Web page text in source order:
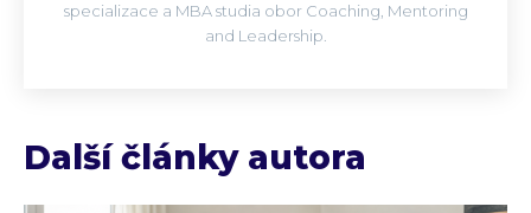
specializace a MBA studia obor Coaching, Mentoring
and Leadership.
Další články autora